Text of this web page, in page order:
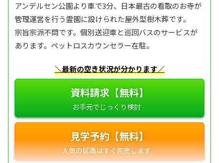
アンデルセン公園より車で3分、日本最古の看取のお寺が
管理運営を行う霊園に設けられた屋外型樹木葬です。
宗旨宗派不問です。個別送迎車と巡回バスのサービスが
あります。ペットロスカウンセラー在駐。
＼最新の空き状況が分かります／
資料請求【無料】
見学予約【無料】